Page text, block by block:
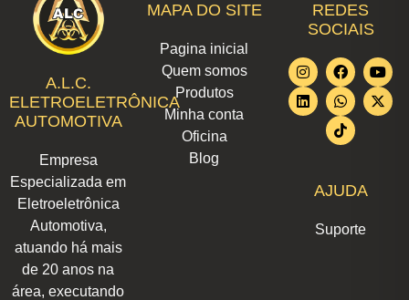
A.L.C.
ELETROELETRÔNICA
AUTOMOTIVA
Empresa
Especializada em
Eletroeletrônica
Automotiva,
atuando há mais
de 20 anos na
área, executando
MAPA DO SITE
Pagina inicial
Quem somos
Produtos
Minha conta
Oficina
Blog
REDES
SOCIAIS
I
n
s
t
F
a
c
e
b
o
Y
o
u
t
L
i
n
k
W
h
a
t
s
a
X
-
t
w
T
i
k
t
o
k
AJUDA
Suporte